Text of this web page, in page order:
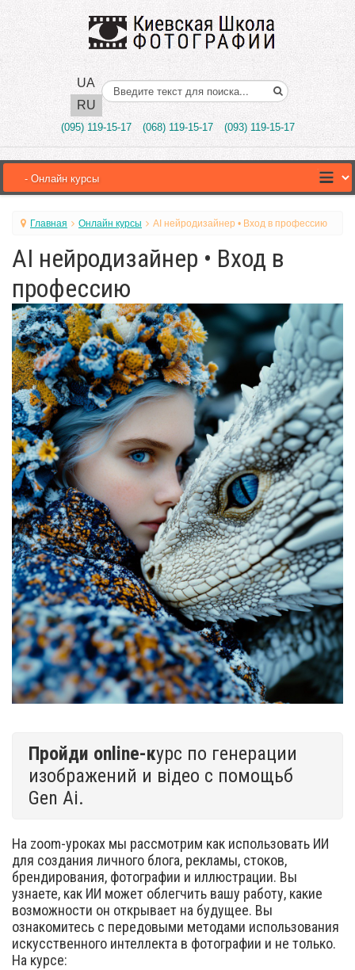
UA
RU
Поиск..
(095) 119-15-17 (068) 119-15-17 (093) 119-15-17
Главная Онлайн курсы AI нейродизайнер • Вход в профессию
AI нейродизайнер • Вход в
профессию
Пройди online-курс по генерации
изображений и відео с помощьб
Gen Ai.
На zoom-уроках мы рассмотрим как использовать ИИ
для создания личного блога, рекламы, стоков,
брендирования, фотографии и иллюстрации. Вы
узнаете, как ИИ может облегчить вашу работу, какие
возможности он открывает на будущее. Вы
ознакомитесь с передовыми методами использования
искусственного интеллекта в фотографии и не только.
На курсе: